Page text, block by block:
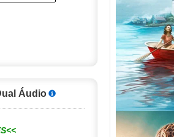
Áudio
O Segredo
1ª
WEB-DL